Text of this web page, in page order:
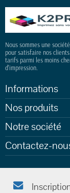
Nous sommes une
pour satisfaire nos
tarifs parmi les moins
d'impression.
Informations
Nos produits
Notre société
Contactez-